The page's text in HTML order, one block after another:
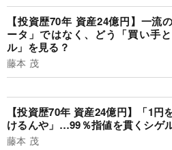
【投資歴70年 資産24億円】一流
ータ」ではなく、どう「買い手
ル」を見る？
藤本 茂
【投資歴70年 資産24億円】「1円
けるんや」…99％指値を貫くシゲ
藤本 茂